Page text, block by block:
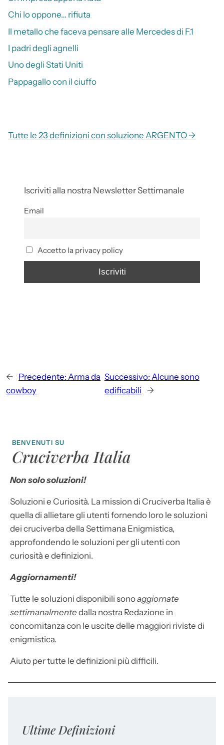
Chi lo oppone… rifiuta
Il metallo che faceva pensare alle Mercedes di F.1
I padri degli agnelli
Uno degli Stati Uniti
Pappagallo con il ciuffo
Tutte le 23 definizioni con soluzione ARGENTO →
Iscriviti alla nostra Newsletter Settimanale
Email
Accetto la privacy policy
← Precedente: Arma da
cowboy
Successivo: Alcune sono
edificabili
→
BENVENUTI SU
Cruciverba Italia
Non solo soluzioni!
Soluzioni e Curiosità. La mission di Cruciverba Italia è
quella di allietare gli utenti fornendo loro le soluzioni
dei cruciverba della Settimana Enigmistica,
approfondendo le soluzioni per gli utenti con
curiosità e definizioni.
Aggiornamenti!
Tutte le soluzioni disponibili sonoaggiornate
settimanalmente dalla nostra Redazione in
concomitanza con le uscite delle maggiori riviste di
enigmistica.
Aiuto per tutte le definizioni più difficili.
Ultime Definizioni